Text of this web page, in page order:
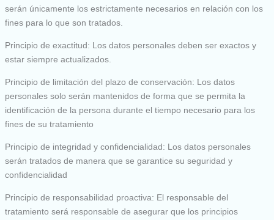
serán únicamente los estrictamente necesarios en relación con los
fines para lo que son tratados.
Principio de exactitud: Los datos personales deben ser exactos y
estar siempre actualizados.
Principio de limitación del plazo de conservación: Los datos
personales solo serán mantenidos de forma que se permita la
identificación de la persona durante el tiempo necesario para los
fines de su tratamiento
Principio de integridad y confidencialidad: Los datos personales
serán tratados de manera que se garantice su seguridad y
confidencialidad
Principio de responsabilidad proactiva: El responsable del
tratamiento será responsable de asegurar que los principios